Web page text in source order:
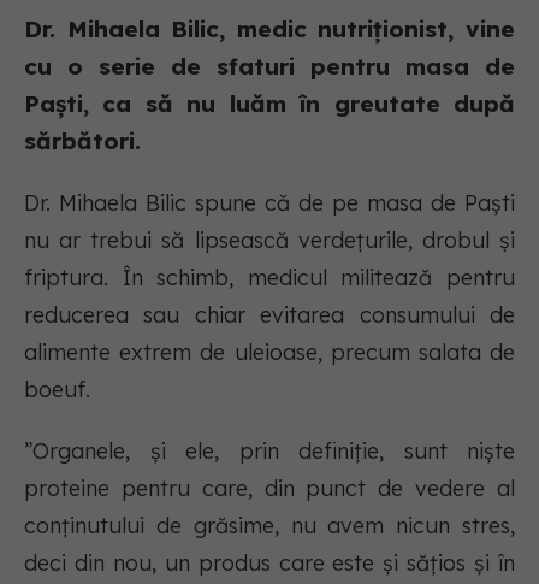
Dr. Mihaela Bilic, medic nutriționist, vine
cu o serie de sfaturi pentru masa de
Paști, ca să nu luăm în greutate după
sărbători.
Dr. Mihaela Bilic spune că de pe masa de Paști
nu ar trebui să lipsească verdețurile, drobul și
friptura. În schimb, medicul militează pentru
reducerea sau chiar evitarea consumului de
alimente extrem de uleioase, precum salata de
boeuf.
”Organele, și ele, prin definiție, sunt niște
proteine pentru care, din punct de vedere al
conținutului de grăsime, nu avem nicun stres,
deci din nou, un produs care este și sățios și în